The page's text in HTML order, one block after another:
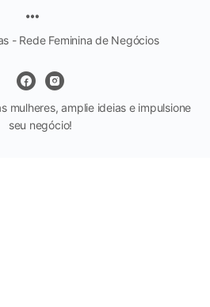
- Rede Feminina de Negócios
mulheres, amplie ideias e impulsione
seu negócio!